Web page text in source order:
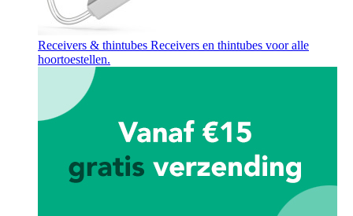
Receivers & thintubes Receivers en thintubes voor alle
hoortoestellen.